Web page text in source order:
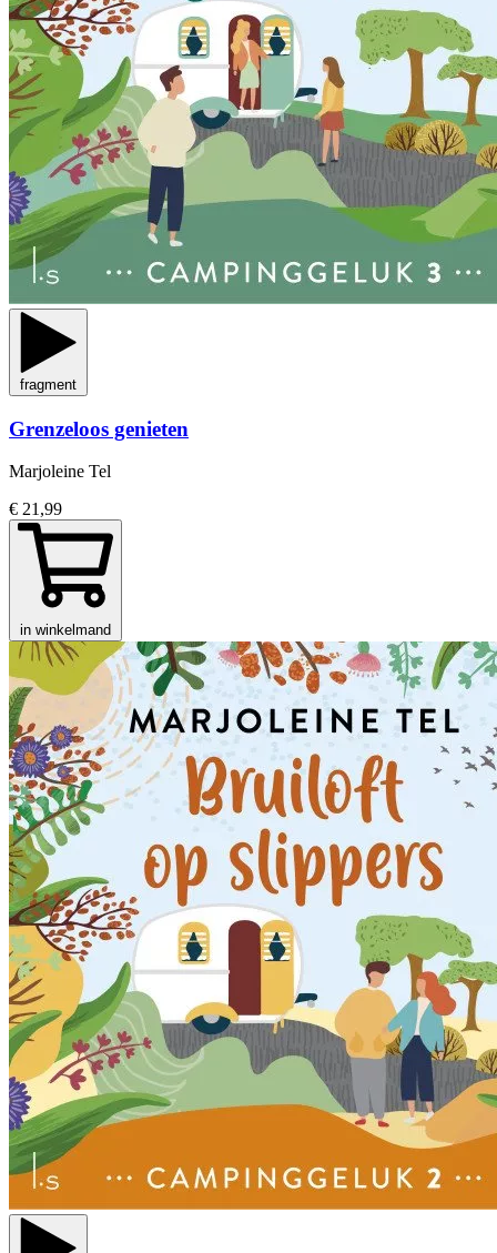
fragment
Grenzeloos genieten
Marjoleine Tel
€ 21,99
in winkelmand